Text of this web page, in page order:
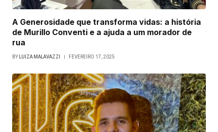
A Generosidade que transforma vidas: a história
de Murillo Conventi e a ajuda a um morador de
rua
BY LUIZA MALAVAZZI FEVEREIRO 17, 2025